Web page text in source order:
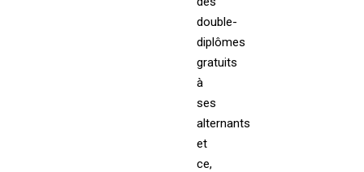
double-
diplômes
gratuits
à
ses
alternants
et
ce,